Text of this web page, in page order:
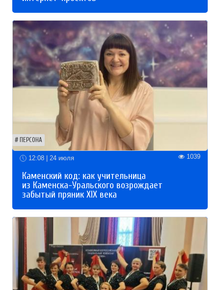
ПЕРСОНА
12:08 | 24 июля 1039
Каменский код: как учительница
из Каменска-Уральского возрождает
забытый пряник XIX века